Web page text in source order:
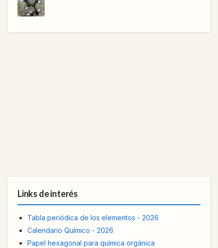
Links de interés
Tabla periódica de los elementos - 2026
Calendario Químico - 2026
Papel hexagonal para química orgánica